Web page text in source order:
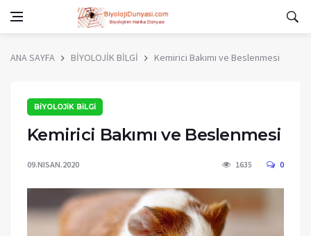
ANA SAYFA BİYOLOJİK BİLGİ Kemirici Bakımı ve Beslenmesi
BİYOLOJİK BİLGİ
Kemirici Bakımı ve Beslenmesi
09.NISAN.2020 1635 0